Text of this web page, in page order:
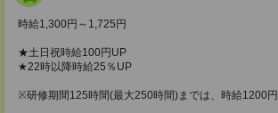
時給1,300円～1,725円
★土日祝時給100円UP
★22時以降時給25％UP
※研修期間125時間(最大250時間)までは、時給1200円